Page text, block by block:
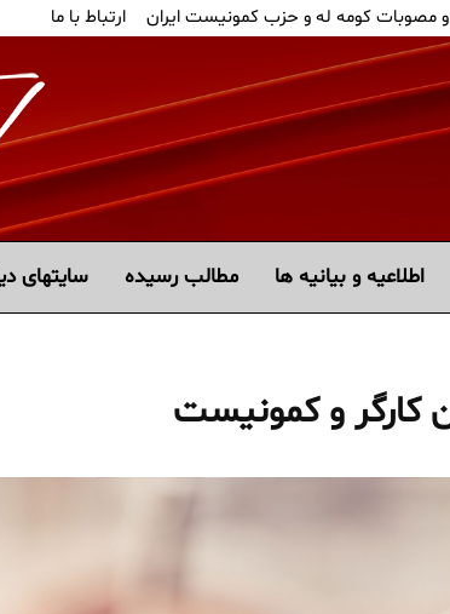
و مصوبات کومه له و حزب کمونیست ایران ارتباط با ما
اطلاعیه و بیانیه ها مطالب رسیده سايتهاى
کارگر و کمونیست